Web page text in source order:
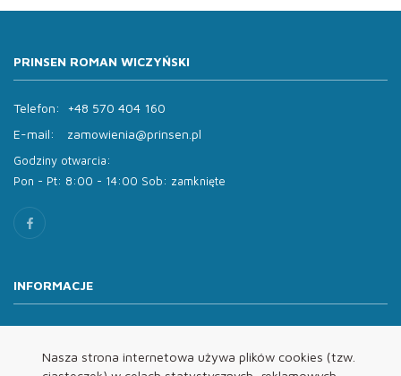
Nasza strona internetowa używa plików cookies (tzw.
PRINSEN ROMAN WICZYŃSKI
Telefon:
+48 570 404 160
E-mail:
zamowienia@prinsen.pl
Godziny otwarcia:
Pon - Pt: 8:00 - 14:00 Sob: zamknięte
INFORMACJE
Oferta